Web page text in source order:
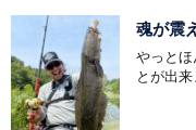
魂が震
やっと
とが出